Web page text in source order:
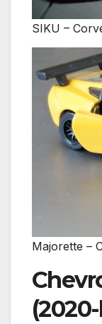
SIKU –
Majorette –